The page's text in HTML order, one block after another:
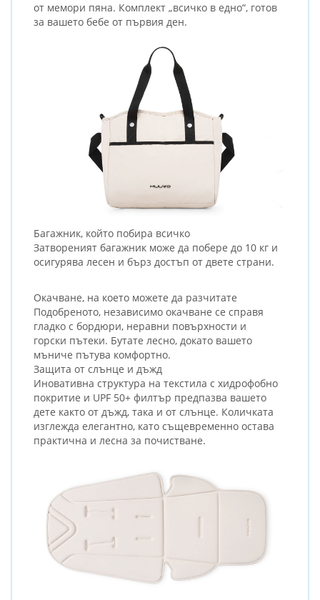
от мемори пяна. Комплект „всичко в едно“, готов
за вашето бебе от първия ден.
Багажник, който побира всичко
Затвореният багажник може да побере до 10 кг и
осигурява лесен и бърз достъп от двете страни.
Окачване, на което можете да разчитате
Подобреното, независимо окачване се справя
гладко с бордюри, неравни повърхности и
горски пътеки. Бутате лесно, докато вашето
мъниче пътува комфортно.
Защита от слънце и дъжд
Иновативна структура на текстила с хидрофобно
покритие и UPF 50+ филтър предпазва вашето
дете както от дъжд, така и от слънце. Количката
изглежда елегантно, като същевременно остава
практична и лесна за почистване.